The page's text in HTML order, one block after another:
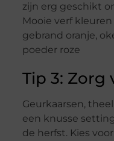
zijn erg geschikt
Mooie verf
gebrand oranje,
poeder roze
Tip 3: Zorg
Geurkaarsen,
een knusse
de herfst. Kies